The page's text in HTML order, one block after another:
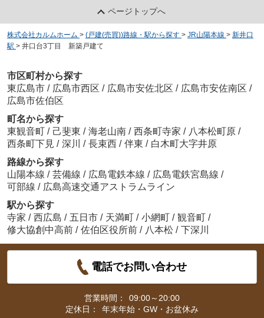
ページトップへ
株式会社カルムホーム > (戸建(売買))路線・駅から探す > JR山陽本線 > 新井口
駅 > 井口台3丁目 新築戸建て
市区町村から探す
東広島市 / 広島市西区 / 広島市安佐北区 / 広島市安佐南区 /
広島市佐伯区
町名から探す
東観音町 / 己斐東 / 海老山南 / 西条町寺家 / 八本松町原 /
西条町下見 / 深川 / 長束西 / 伴東 / 白木町大字井原
路線から探す
山陽本線 / 芸備線 / 広島電鉄本線 / 広島電鉄宮島線 /
可部線 / 広島高速交通アストラムライン
駅から探す
寺家 / 西広島 / 五日市 / 天満町 / 小網町 / 観音町 /
修大協創中高前 / 佐伯区役所前 / 八本松 / 下深川
電話でお問い合わせ
営業時間：
09:00～20:00
定休日：
年末年始・GW・お盆休み